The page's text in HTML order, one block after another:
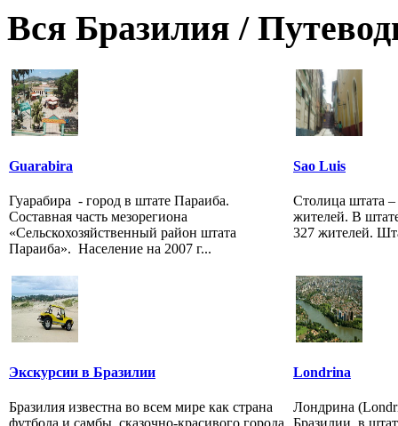
Вся Бразилия /
Guarabira
Гуарабира - город в штате Параиба.
Составная часть мезорегиона
«Сельскохозяйственный район штата
Параиба». Население на 2007 г...
Sao Luis
Столица штата
жителей. В
327 жителей.
Экскурсии в Бразилии
Бразилия известна во всем мире как страна
футбола и самбы, сказочно-красивого города
Londrina
Лондрина
Бразилии, в